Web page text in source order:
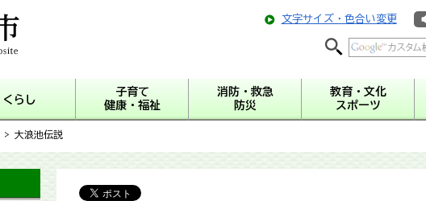
文字サイズ・色合い変更
くらし
子育て
健康・福祉
消防・救急
防災
教育・文化
スポーツ
> 大浪池伝説